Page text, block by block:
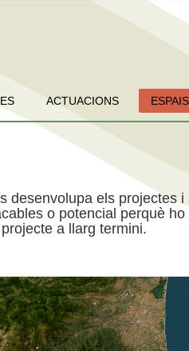
ACTUACIONS
desenvolupa els projectes
o potencial perquè
a llarg termini.